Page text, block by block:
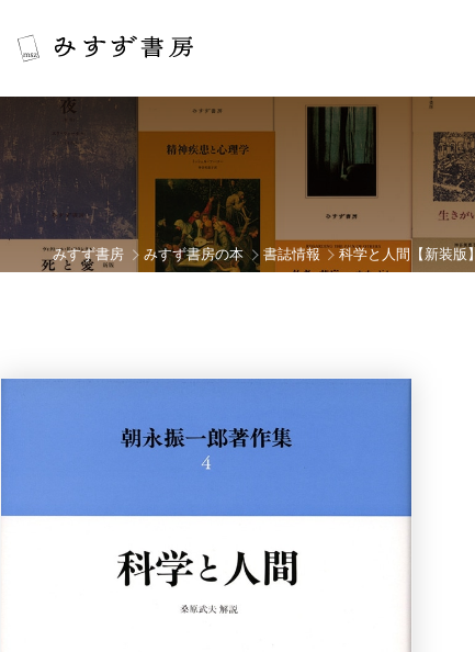
みすず書房 みすず書房の本 書誌情報 科学と人間【新装版】